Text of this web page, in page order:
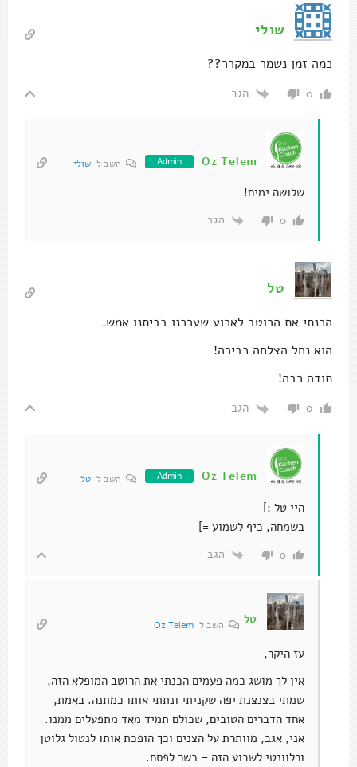
שולי
כמה זמן נשמר במקרר??
0 הגב
Oz Telem
Admin השב ל שולי
שלושה ימים!
0 הגב
טל
הכנתי את הרוטב לארוע שערכנו בביתנו אמש.
הוא נחל הצלחה כבירה!
תודה רבה!
0 הגב
Oz Telem
Admin השב ל טל
היי טל :]
בשמחה, כיף לשמוע =]
0 הגב
טל השב לOz Telem
עז היקר,
אין לך מושג כמה פעמים הכנתי את הרוטב המופלא הזה,
שמתי בצנצנת יפה שקניתי ונתתי אותו כמתנה. באמת,
אחד הדברים הטובים, שכולם תמיד מאד מתפעלים ממנו.
אני, אגב, מוותרת על הצנים וכך הופכת אותו לנטול גלוטן
ורלוונטי לשבוע הזה – כשר לפסח.